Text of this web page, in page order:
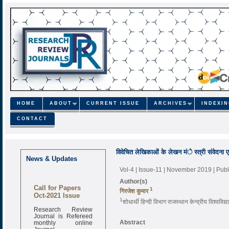
HOME ABOUT CURRENT ISSUE ARCHIVES
CONTACT
News & Updates
Call for Papers
Oct-2021 Issue
Research Review
Journal is Refereed
monthly online
Journal
विवेचित लेखिकाओं के लेखन मंे स्त्री संवेदना एवं
Vol-4 | Issue-11 | November 2019 |
Author(s)
गिरजेश कुमार1
1शोधार्थी हिन्दी विभाग राजस्थान केन्द्रीय
Abstract